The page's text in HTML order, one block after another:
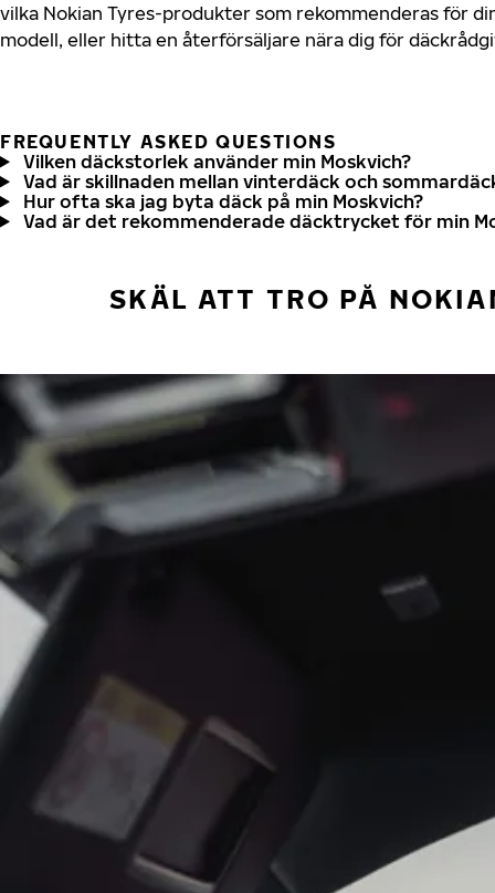
vilka Nokian Tyres-produkter som rekommenderas för
modell, eller hitta en återförsäljare nära dig för
FREQUENTLY ASKED QUESTIONS
Vilken däckstorlek använder min Moskvich?
Vad är skillnaden mellan vinterdäck och
Hur ofta ska jag byta däck på min Moskvich?
Vad är det rekommenderade däcktrycket för min
SKÄL ATT TRO PÅ